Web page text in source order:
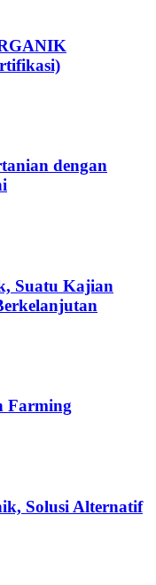
dengan
Suatu Kajian
Farming
Solusi Alternatif